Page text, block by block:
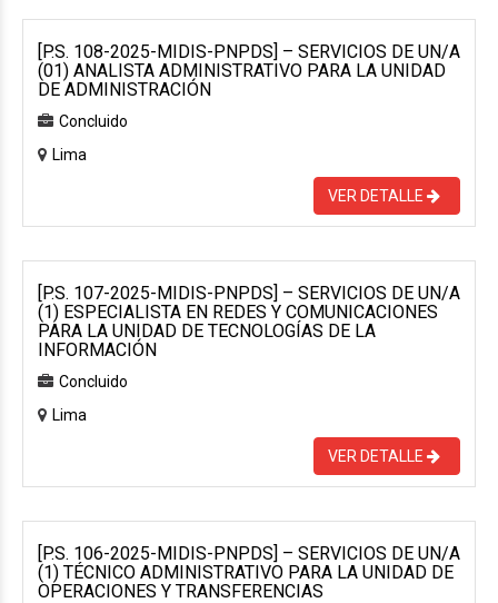
[P.S. 108-2025-MIDIS-PNPDS] – SERVICIOS DE UN/A
(01) ANALISTA ADMINISTRATIVO PARA LA UNIDAD
DE ADMINISTRACIÓN
Concluido
Lima
VER DETALLE
[P.S. 107-2025-MIDIS-PNPDS] – SERVICIOS DE UN/A
(1) ESPECIALISTA EN REDES Y COMUNICACIONES
PARA LA UNIDAD DE TECNOLOGÍAS DE LA
INFORMACIÓN
Concluido
Lima
VER DETALLE
[P.S. 106-2025-MIDIS-PNPDS] – SERVICIOS DE UN/A
(1) TÉCNICO ADMINISTRATIVO PARA LA UNIDAD DE
OPERACIONES Y TRANSFERENCIAS